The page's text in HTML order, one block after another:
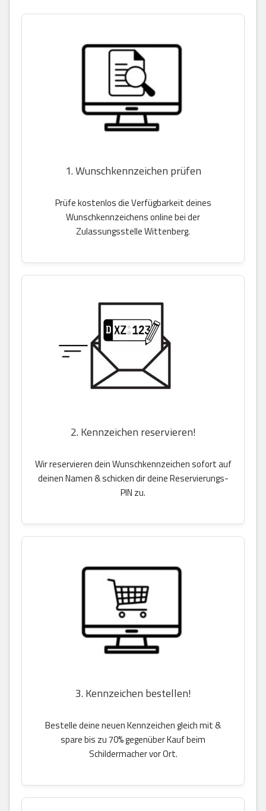
1. Wunschkennzeichen prüfen
Prüfe kostenlos die Verfügbarkeit deines
Wunschkennzeichens online bei der
Zulassungsstelle Wittenberg.
2. Kennzeichen reservieren!
Wir reservieren dein Wunschkennzeichen sofort auf
deinen Namen & schicken dir deine Reservierungs-
PIN zu.
3. Kennzeichen bestellen!
Bestelle deine neuen Kennzeichen gleich mit &
spare bis zu 70% gegenüber Kauf beim
Schildermacher vor Ort.